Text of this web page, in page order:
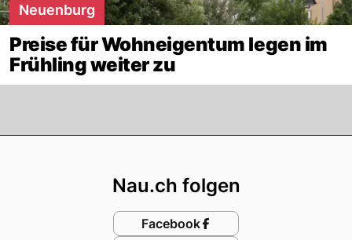
Neuenburg
Preise für Wohneigentum legen im
Frühling weiter zu
Nau.ch folgen
Facebook